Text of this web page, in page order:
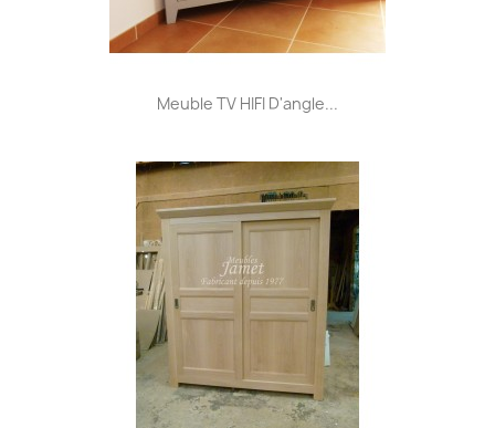
Meuble TV HIFI D'angle...